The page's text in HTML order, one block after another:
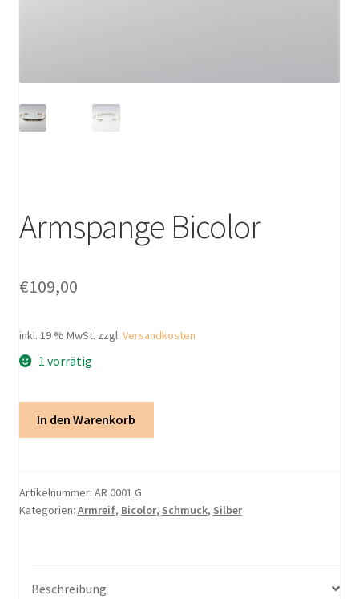
Armspange Bicolor
€109,00
inkl. 19 % MwSt. zzgl. Versandkosten
1 vorrätig
In den Warenkorb
Artikelnummer: AR 0001 G
Kategorien: Armreif​, Bicolor, Schmuck, Silber
Beschreibung